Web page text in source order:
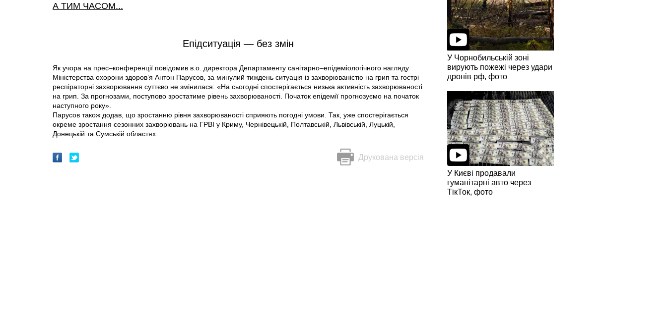
А ТИМ ЧАСОМ...
Епідситуація — без змін
Як учора на прес–конференції повідомив в.о. директора Департаменту санітарно–епідеміологічного нагляду
Міністерства охорони здоров’я Антон Парусов, за минулий тиждень ситуація із захворюваністю на грип та гострі
респіраторні захворювання суттєво не змінилася: «На сьогодні спостерігається низька активність захворюваності
на грип. За прогнозами, поступово зростатиме рівень захворюваності. Початок епідемії прогнозуємо на початок
наступного року».
Парусов також додав, що зростанню рівня захворюваності сприяють погодні умови. Так, уже спостерігається
окреме зростання сезонних захворювань на ГРВІ у Криму, Чернівецькій, Полтавській, Львівській, Луцькій,
Донецькій та Сумській областях.
Друкована версія
У Чорнобильській зоні
вирують пожежі через удари
дронів рф, фото
У Києві продавали
гуманітарні авто через
ТікТок, фото